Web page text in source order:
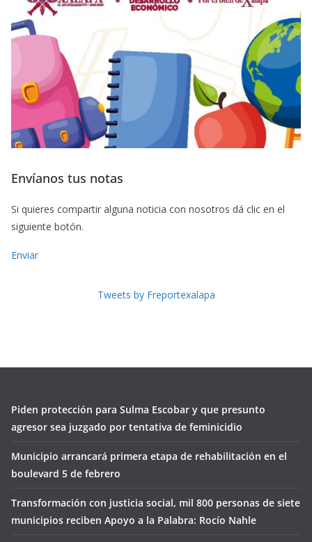
Envíanos tus notas
Si quieres compartir alguna noticia con nosotros dá clic en el
siguiente botón.
Enviar
Tweets by Freportexalapa
Piden protección para Sulma Escobar y que presunto
agresor sea juzgado por tentativa de feminicidio
Municipio arrancará primera etapa de rehabilitación en el
boulevard 5 de febrero
Transformación con justicia social, mil 800 personas de siete
municipios reciben Apoyo a la Palabra: Rocío Nahle